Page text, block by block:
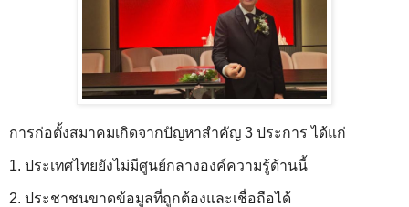
การก่อตั้งสมาคมเกิดจากปัญหาสำคัญ 3 ประการ ได้แก่
1. ประเทศไทยยังไม่มีศูนย์กลางองค์ความรู้ด้านนี้
2. ประชาชนขาดข้อมูลที่ถูกต้องและเชื่อถือได้